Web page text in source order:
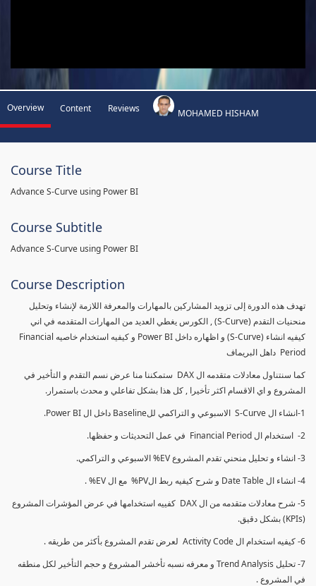
Overview Content Reviews MOHAMED HISHAM
Course Title
Advance S-Curve using Power BI
Course Subtitle
Advance S-Curve using Power BI
Course Description
تهدف هذه الدورة إلى تزويد المشاركين بالمهارات والمعرفة اللازمة لإنشاء وتحليل
منحنيات التقدم (S-Curve) , الكورس يغطي العديد من المهارات المتقدمه في اني
كيفيه انشاء (S-Curve) و اظهاره داخل Power BI و كيفيه استخدام خاصيه Financial
Period داهل البريماف
كما سنتناول معادلات متقدمه ال DAX ستمكننا منا عرض نسم التقدم و التأخير في
المشروع و اي الاقسام اكثر تأخيرا , كل هذا بشكل تفاعلي و محدث باستمرار.
1-انشاء ال S-Curve الاسبوعي و التراكمي للBaseline داخل ال Power BI.
2- استخدام ال Financial Period في عمل التحديثات و حفظها.
3- انشاء و تحليل منحني تقدم المشروع EV% الاسبوعي و التراكمي.
4- انشاء ال Date Table و شرح كيفيه ربط الPV% مع ال EV% .
5- شرح معادلات متقدمه من ال DAX كفييه استخدامها في عرض المؤشرات المشروع
(KPIs) بشكل دقيق.
6- كيفيه استخدام ال Activity Code لعرض تقدم المشروع بأكثر من طريقه .
7- تحليل Trend Analysis و معرفه نسبه تأخشر المشروع و حجم التأخير لكل منطقه
في المشروع .